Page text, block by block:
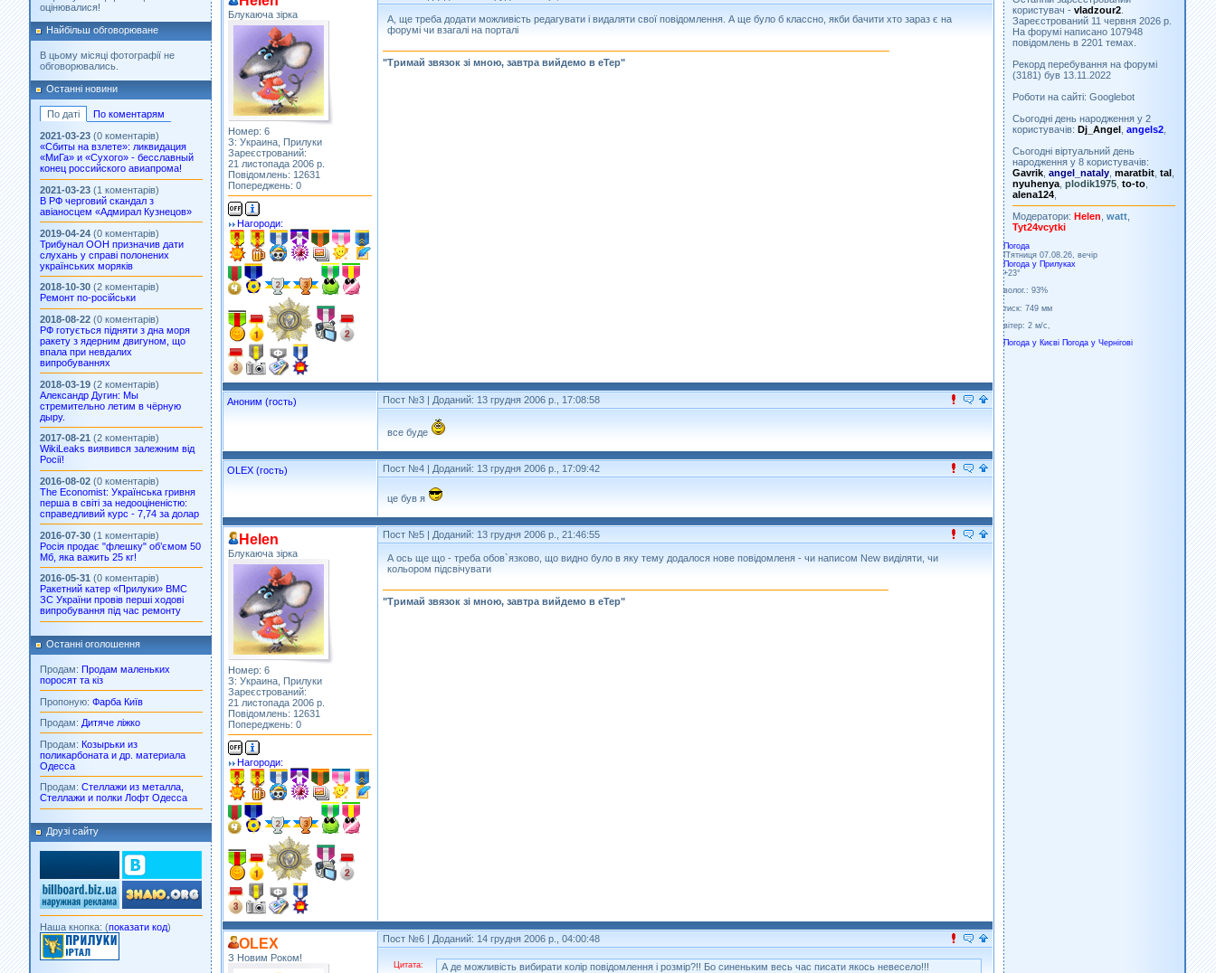
оцінювалися!
Найбільш обговорюване
В цьому місяці фотографії не
обговорювались.
Останні новини
По даті
По коментарям
2021-03-23 (0 коментарів)
«Сбиты на взлете»: ликвидация
«МиГа» и «Сухого» - бесславный
конец российского авиапрома!
2021-03-23 (1 коментарів)
В РФ черговий скандал з
авіаносцем «Адмирал Кузнецов»
2019-04-24 (0 коментарів)
Трибунал ООН призначив дати
слухань у справі полонених
українських моряків
2018-10-30 (2 коментарів)
Ремонт по-російськи
2018-08-22 (0 коментарів)
РФ готується підняти з дна моря
ракету з ядерним двигуном, що
впала при невдалих
випробуваннях
2018-03-19 (2 коментарів)
Александр Дугин: Мы
стремительно летим в чёрную
дыру.
2017-08-21 (2 коментарів)
WikiLeaks виявився залежним від
Росії!
2016-08-02 (0 коментарів)
The Economist: Українська гривня
перша в світі за недооціненістю:
справедливий курс - 7,74 за долар
2016-07-30 (1 коментарів)
Росія продає "флешку" об’ємом 50
Мб, яка важить 25 кг!
2016-05-31 (0 коментарів)
Ракетний катер «Прилуки» ВМС
ЗС України провів перші ходові
випробування під час ремонту
Останні оголошення
Продам: Продам маленьких
поросят та кіз
Пропоную: Фарба Київ
Продам: Дитяче ліжко
Продам: Козырьки из
поликарбоната и др. материала
Одесса
Продам: Стеллажи из металла,
Стеллажи и полки Лофт Одесса
Друзі сайту
Наша кнопка: (показати код)
Блукаюча зірка
Номер: 6
З: Украина, Прилуки
Зареєстрований:
21 листопада 2006 р.
Повідомлень: 12631
Попереджень: 0
Нагороди:
А, ще треба додати можливість редагувати і видаляти свої повідомлення. А ще було б классно, якби бачити хто зараз є на
форумі чи взагалі на порталі
"Тримай звязок зі мною, завтра вийдемо в еТер"
Аноним (гость) Пост №3 | Доданий: 13 грудня 2006 р., 17:08:58
все буде
OLEX (гость) Пост №4 | Доданий: 13 грудня 2006 р., 17:09:42
це був я
Helen
Блукаюча зірка
Номер: 6
З: Украина, Прилуки
Зареєстрований:
21 листопада 2006 р.
Повідомлень: 12631
Попереджень: 0
Нагороди:
Пост №5 | Доданий: 13 грудня 2006 р., 21:46:55
А ось ще що - треба обов`язково, що видно було в яку тему додалося нове повідомленя - чи написом New виділяти, чи
кольором підсвічувати
"Тримай звязок зі мною, завтра вийдемо в еТер"
OLEX
З Новим Роком!
Пост №6 | Доданий: 14 грудня 2006 р., 04:00:48
Цитата: А де можливість вибирати колір повідомлення і розмір?!! Бо синеньким весь час писати якось невесело!!!
користувач - vladzour2
Зареєстрований 11 червня 2026 р.
На форумі написано 107948
повідомлень в 2201 темах.
Рекорд перебування на форумі
(3181) був 13.11.2022
Роботи на сайті: Googlebot
Сьогодні день народження у 2
користувачів: Dj_Angel angels2
Сьогодні віртуальний день
народження у 8 користувачів:
Gavrik angel_nataly maratbit tal
nyuhenya plodik1975 to-to
alena124
Модератори: Helen watt
Tyt24vcytki
Погода
П'ятниця 07.08.26, вечір
Погода у Прилуках
+23°
волог.: 93%
тиск: 749 мм
вітер: 2 м/с,
Погода у Києві Погода у Чернігові